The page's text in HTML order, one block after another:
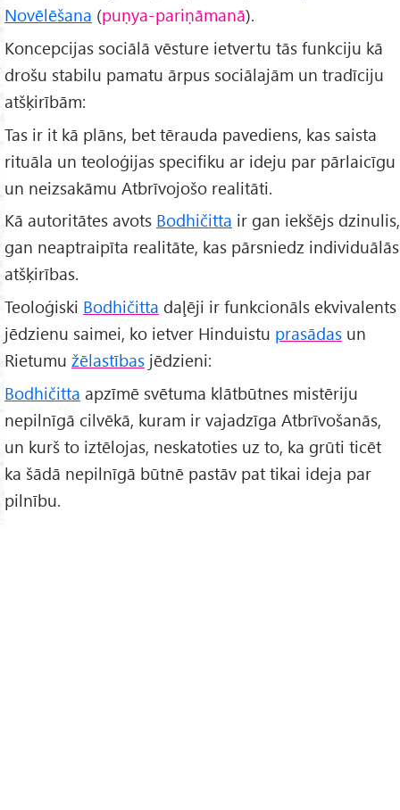
Novēlēšana (puṇya-pariṇāmanā).
Koncepcijas sociālā vēsture ietvertu tās funkciju kā
drošu stabilu pamatu ārpus sociālajām un tradīciju
atšķirībām:
Tas ir it kā plāns, bet tērauda pavediens, kas saista
rituāla un teoloģijas specifiku ar ideju par pārlaicīgu
un neizsakāmu Atbrīvojošo realitāti.
Kā autoritātes avots Bodhičitta ir gan iekšējs dzinulis,
gan neaptraipīta realitāte, kas pārsniedz individuālās
atšķirības.
Teoloģiski Bodhičitta daļēji ir funkcionāls ekvivalents
jēdzienu saimei, ko ietver Hinduistu prasādas un
Rietumu žēlastības jēdzieni:
Bodhičitta apzīmē svētuma klātbūtnes mistēriju
nepilnīgā cilvēkā, kuram ir vajadzīga Atbrīvošanās,
un kurš to iztēlojas, neskatoties uz to, ka grūti ticēt
ka šādā nepilnīgā būtnē pastāv pat tikai ideja par
pilnību.